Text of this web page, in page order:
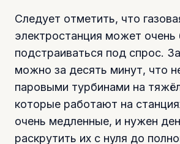
Следует отметить, что
электростанция может очень
подстраиваться под спрос.
можно за десять минут, что
паровыми турбинами на
которые работают на
очень медленные, и нужен
раскрутить их с нуля до